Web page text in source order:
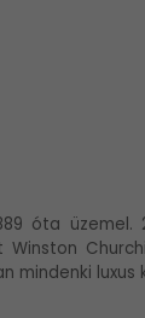
óta
mindenki luxus